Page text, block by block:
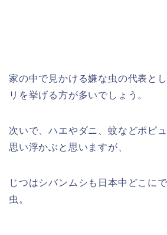
家の中で見かける嫌な虫の代表と
リを挙げる方が多いでしょう。
次いで、ハエやダニ、蚊などポピ
思い浮かぶと思いますが、
じつはシバンムシも日本中どこに
虫。